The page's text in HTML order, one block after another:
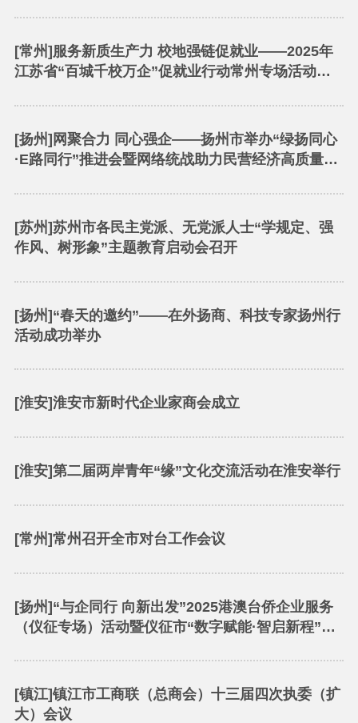
[常州]服务新质生产力 校地强链促就业——2025年
江苏省“百城千校万企”促就业行动常州专场活动举
[扬州]网聚合力 同心强企——扬州市举办“绿扬同心
·E路同行”推进会暨网络统战助力民营经济高质量发
[苏州]苏州市各民主党派、无党派人士“学规定、强
作风、树形象”主题教育启动会召开
[扬州]“春天的邀约”——在外扬商、科技专家扬州行
活动成功举办
[淮安]淮安市新时代企业家商会成立
[淮安]第二届两岸青年“缘”文化交流活动在淮安举行
[常州]常州召开全市对台工作会议
[扬州]“与企同行 向新出发”2025港澳台侨企业服务
（仪征专场）活动暨仪征市“数字赋能·智启新程”专
[镇江]镇江市工商联（总商会）十三届四次执委（扩
大）会议